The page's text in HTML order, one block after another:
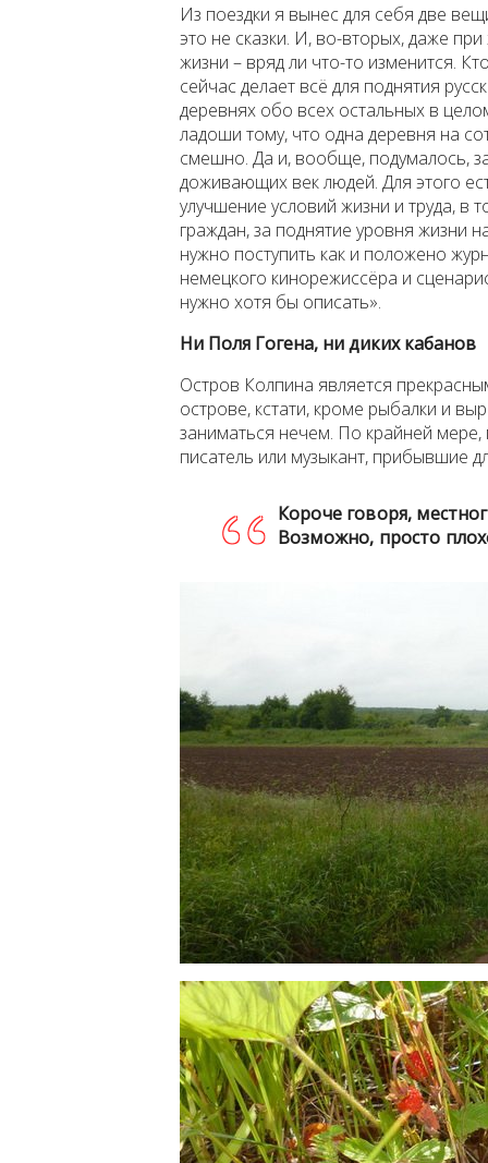
Из поездки я вынес для себя две
это не сказки. И, во-вторых, даже
жизни – вряд ли что-то изменится.
сейчас делает всё для поднятия
деревнях обо всех остальных в
ладоши тому, что одна деревня на
смешно. Да и, вообще, подумалось,
доживающих век людей. Для этого
улучшение условий жизни и труда, в
граждан, за поднятие уровня жизни
нужно поступить как и положено
немецкого кинорежиссёра и
нужно хотя бы описать».
Ни Поля Гогена, ни диких кабанов
Остров Колпина является
острове, кстати, кроме рыбалки и
заниматься нечем. По крайней мере,
писатель или музыкант, прибывшие
Короче говоря,
Возможно, просто